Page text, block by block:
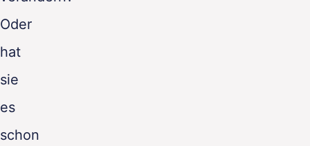
Oder
hat
sie
es
schon